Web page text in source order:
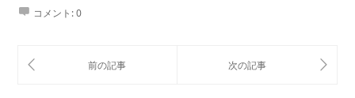
コメント:0